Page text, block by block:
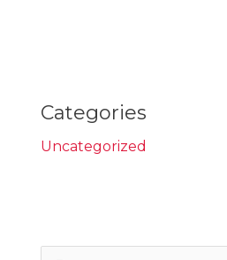
Categories
Uncategorized